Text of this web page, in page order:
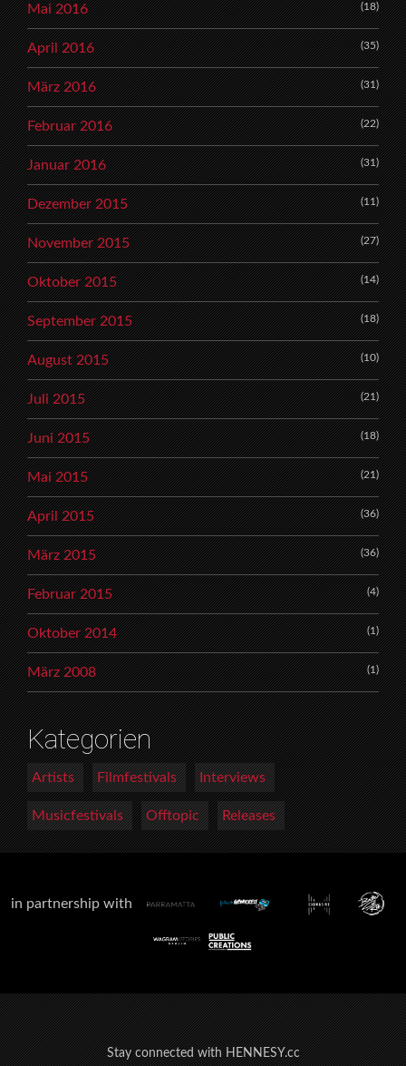
Mai 2016 (18)
April 2016 (35)
März 2016 (31)
Februar 2016 (22)
Januar 2016 (31)
Dezember 2015 (11)
November 2015 (27)
Oktober 2015 (14)
September 2015 (18)
August 2015 (10)
Juli 2015 (21)
Juni 2015 (18)
Mai 2015 (21)
April 2015 (36)
März 2015 (36)
Februar 2015 (4)
Oktober 2014 (1)
März 2008 (1)
Kategorien
Artists Filmfestivals Interviews
Musicfestivals Offtopic Releases
in partnership with
Stay connected with HENNESY.cc